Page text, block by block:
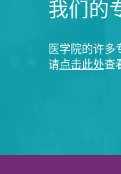
我们的
医学院的许多
请点击此处查